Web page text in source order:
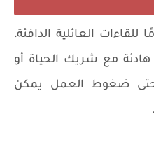
العائلية الدافئة،
مع شريك الحياة أو
ضغوط العمل يمكن